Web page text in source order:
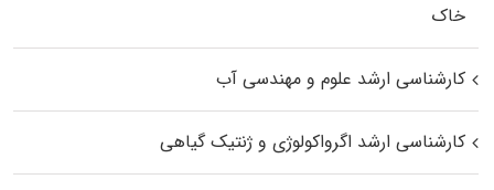
خاک
کارشناسی ارشد علوم و مهندسی آب
کارشناسی ارشد اگرواکولوژی و ژنتیک گیاهی